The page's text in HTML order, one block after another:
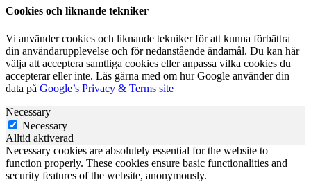
Cookies och liknande tekniker
Vi använder cookies och liknande tekniker för att kunna förbättra
din användarupplevelse och för nedanstående ändamål. Du kan här
välja att acceptera samtliga cookies eller anpassa vilka cookies du
accepterar eller inte. Läs gärna med om hur Google använder din
data på Google’s Privacy & Terms site
Necessary
Necessary
Alltid aktiverad
Necessary cookies are absolutely essential for the website to
function properly. These cookies ensure basic functionalities and
security features of the website, anonymously.